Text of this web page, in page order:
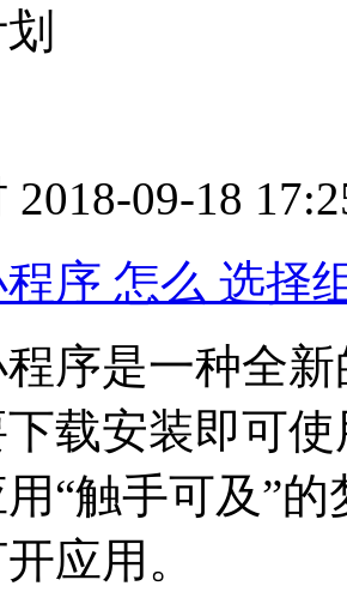
2018-09-18
序 怎么 选择
序是一种全
载安装即可
“触手可及”
应用。